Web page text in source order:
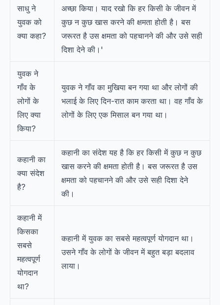
साधु ने
युवक को
क्या कहा?
अच्छा किया। याद रखो कि हर किसी के जीवन में
कुछ न कुछ खास करने की क्षमता होती है। बस
जरूरत है उस क्षमता को पहचानने की और उसे सही
दिशा देने की।'
युवक ने
गाँव के
लोगों के
लिए क्या
किया?
युवक ने गाँव का मुखिया बन गया था और लोगों की
भलाई के लिए दिन-रात काम करता था। वह गाँव के
लोगों के लिए एक मिसाल बन गया था।
कहानी का
क्या संदेश
है?
कहानी का संदेश यह है कि हर किसी में कुछ न कुछ
खास करने की क्षमता होती है। बस जरूरत है उस
क्षमता को पहचानने की और उसे सही दिशा देने
की।
कहानी में
किसका
सबसे
महत्वपूर्ण
योगदान
था?
कहानी में युवक का सबसे महत्वपूर्ण योगदान था।
उसने गाँव के लोगों के जीवन में बहुत बड़ा बदलाव
लाया।